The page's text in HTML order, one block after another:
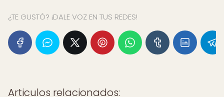
¿TE GUSTÓ? ¡DALE VOZ EN TUS REDES!
Articulos relacionados: